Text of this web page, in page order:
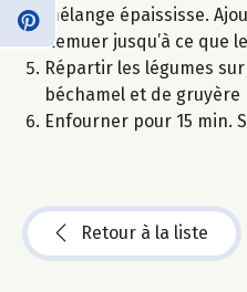
mélange épaississe.
Remuer jusqu’à ce
Répartir les légumes
béchamel et de gruyère
Enfourner pour 15 min.
Retour à la liste